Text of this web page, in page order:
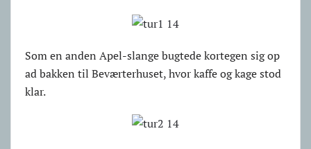
Som en anden Apel-slange bugtede kortegen sig op
ad bakken til Beværterhuset, hvor kaffe og kage stod
klar.